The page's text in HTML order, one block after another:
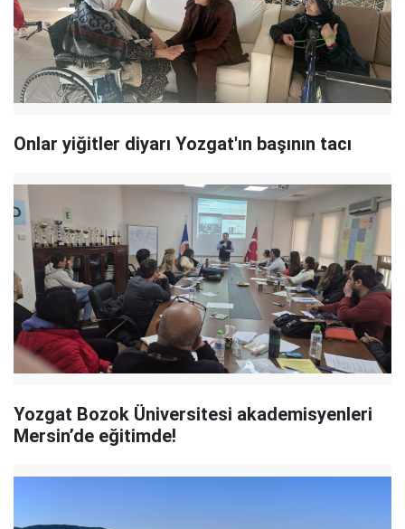
Onlar yiğitler diyarı Yozgat'ın başının tacı
Yozgat Bozok Üniversitesi akademisyenleri
Mersin’de eğitimde!